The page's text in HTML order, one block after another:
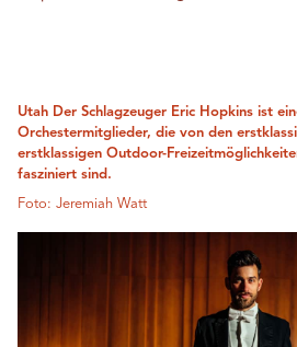
Utah Der Schlagzeuger Eric Hopkins ist
Orchestermitglieder, die von den
erstklassigen Outdoor-
fasziniert sind.
Foto: Jeremiah Watt